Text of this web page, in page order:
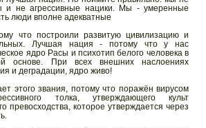
и не агрессивные нацики. Мы - умеренные
люди вполне адекватные
что построили развитую цивилизацию и
Лучшая нация - потому что у нас
ядро Расы и психотип белого человека в
основе. При всех внешних наслоениях
и деградации, ядро живо!
этого звания, потому что поражён вирусом
толка, утверждающего культ
превосходства, которое утверждается через